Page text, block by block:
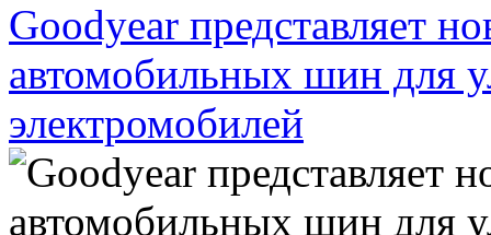
Goodyear представляет
автомобильных шин для
электромобилей